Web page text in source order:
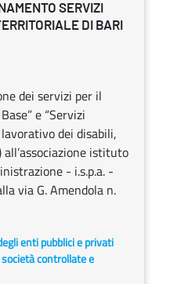
SERVIZI
DI BARI
dei servizi per il
e “Servizi
dei disabili,
istituto
- i.s.p.a. -
via G. Amendola n.
enti pubblici e privati
controllate e